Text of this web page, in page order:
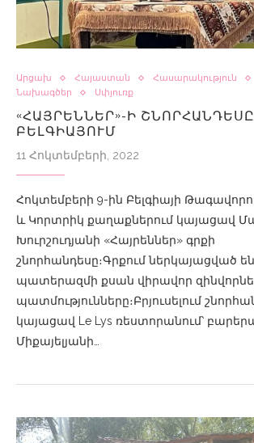
Արցախ Հայաստան Հասարակություն
Նախագծեր
Սփյուռք
«ՀԱՅՐԵՆՆԵՐ»-Ի ՇՆՈՐՀԱՆԴԵՍԸ
ԲԵԼԳԻԱՅՈՒՄ
11 Հոկտեմբերի, 2022
Հոկտեմբերի 9-ին Բելգիայի
և Կորտրիկ քաղաքներում կայացավ
Խուրշուդյանի «Հայրեններ» գրքի
շնորհանդեսը։Գրքում ներկայացված
պատերազմի քսան վիրավոր
պատմությունները։Բրյուսելում
կայացավ Le Lys ռեստորանում՝
Միքայելյանի…